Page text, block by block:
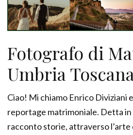
Fotografo di
Umbria
Ciao! Mi chiamo Enrico Diviziani
reportage matrimoniale. Detta
racconto storie, attraverso l’arte